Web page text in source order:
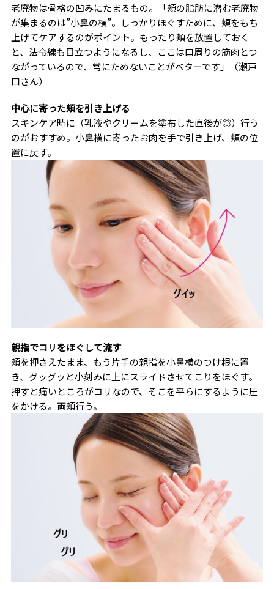
老廃物は骨格の凹みにたまるもの。「頬の脂肪に潜む老廃物
が集まるのは”小鼻の横”。しっかりほぐすために、頬をもち
上げてケアするのがポイント。もったり頬を放置しておく
と、法令線も目立つようになるし、ここは口周りの筋肉とつ
ながっているので、常にためないことがベターです」（瀬戸
口さん）
中心に寄った頬を引き上げる
スキンケア時に（乳液やクリームを塗布した直後が◎）行う
のがおすすめ。小鼻横に寄ったお肉を手で引き上げ、頬の位
置に戻す。
親指でコリをほぐして流す
頬を押さえたまま、もう片手の親指を小鼻横のつけ根に置
き、グッグッと小刻みに上にスライドさせてこりをほぐす。
押すと痛いところがコリなので、そこを平らにするように圧
をかける。両頬行う。